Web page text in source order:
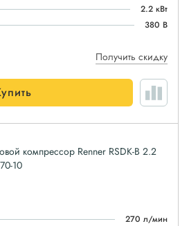
2.2 кВт
380 В
Получить скидку
компрессор Renner RSDK-B 2.2
10
270 л/мин